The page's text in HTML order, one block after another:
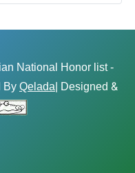
National Honor list -
By Qelada | Designed &